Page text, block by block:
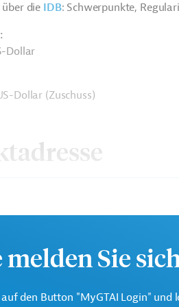
die IDB: Schwerpunkte,
Dollar
Dollar (Zuschuss)
(IDB)
Entwicklungsprojekte
Sie
auf den Button "MyGTAI Login" und